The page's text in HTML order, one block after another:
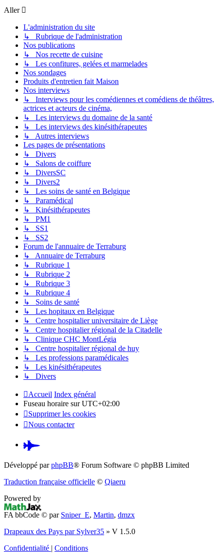
Aller
L'administration du site
↳ Rubrique de l'administration
Nos publications
↳ Nos recette de cuisine
↳ Les confitures, gelées et marmelades
Nos sondages
Produits d'entretien fait Maison
Nos interviews
↳ Interviews pour les comédiennes et comédiens de théâtres,
actrices et acteurs de cinéma,
↳ Les interviews du domaine de la santé
↳ Les interviews des kinésithérapeutes
↳ Autres interviews
Les pages de présentations
↳ Divers
↳ Salons de coiffure
↳ DiversSC
↳ Divers2
↳ Les soins de santé en Belgique
↳ Paramédical
↳ Kinésithérapeutes
↳ PM1
↳ SS1
↳ SS2
Forum de l'annuaire de Terraburg
↳ Annuaire de Terraburg
↳ Rubrique 1
↳ Rubrique 2
↳ Rubrique 3
↳ Rubrique 4
↳ Soins de santé
↳ Les hopitaux en Belgique
↳ Centre hospitalier universitaire de Liège
↳ Centre hospitalier régional de la Citadelle
↳ Clinique CHC MontLégia
↳ Centre hospitalier régional de huy
↳ Les professions paramédicales
↳ Les kinésithérapeutes
↳ Divers
Accueil Index général
Fuseau horaire surUTC+02:00
Supprimer les cookies
Nous contacter
Pardus.at
(S’ouvre
nouvel
Développé parphpBB® Forum Software © phpBB Limited
Traduction française officielle © Qiaeru
Powered by
FA bbCode © par Sniper_E, Martin, dmzx
Drapeaux des Pays par Sylver35 » V 1.5.0
Confidentialité
Conditions